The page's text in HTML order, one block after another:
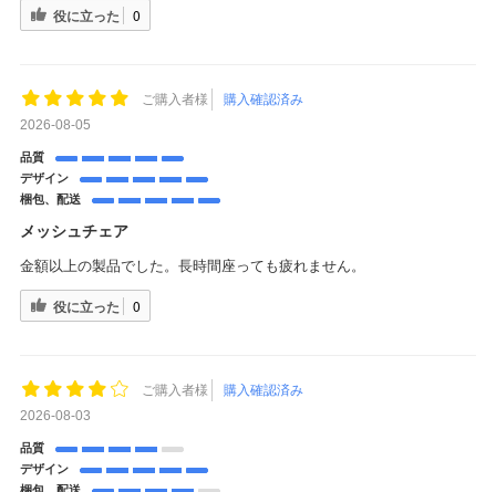
役に立った 0
ご購入者様
購入確認済み
2026-08-05
品質
デザイン
梱包、配送
メッシュチェア
金額以上の製品でした。長時間座っても疲れません。
役に立った 0
ご購入者様
購入確認済み
2026-08-03
品質
デザイン